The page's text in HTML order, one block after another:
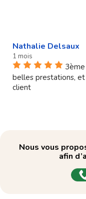
Nathalie Delsaux
1 mois
belles prestations,
client
Nous vous
afin